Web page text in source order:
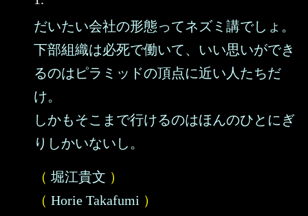
だいたい会社の形態ってネズミ講でしょ。
下部組織は必死で働いて、いい思いができ
るのはピラミッドの頂点に近い人たちだ
け。
しかもそこまで行けるのはほんのひとにぎ
りしかいないし。
（ 堀江貴文 ）
（ Horie Takafumi ）